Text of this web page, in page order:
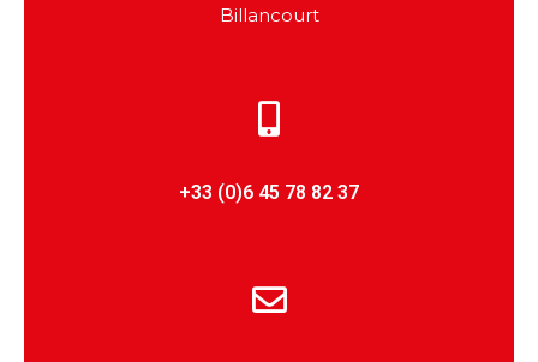
Billancourt
+33 (0)6 45 78 82 37